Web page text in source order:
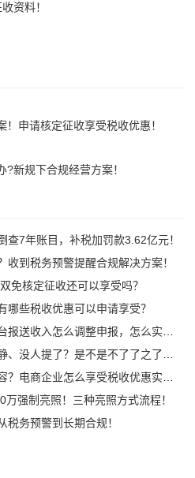
资料！
申请核定征收享受税收优惠！
新规下合规经营方案！
查7年账目，补税加罚款3.62亿元！
收到税务预警提醒合规解决方案！
免核定征收还可以享受吗？
哪些税收优惠可以申请享受？
调整申报，怎么实现合规申报享受税收优惠！
没人提了？是不是不了了之了嘛？
企业怎么享受税收优惠实现税务合规？
强制亮照！三种亮照方式流程！
税务预警到长期合规！